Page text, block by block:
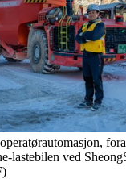
lastebilen ved